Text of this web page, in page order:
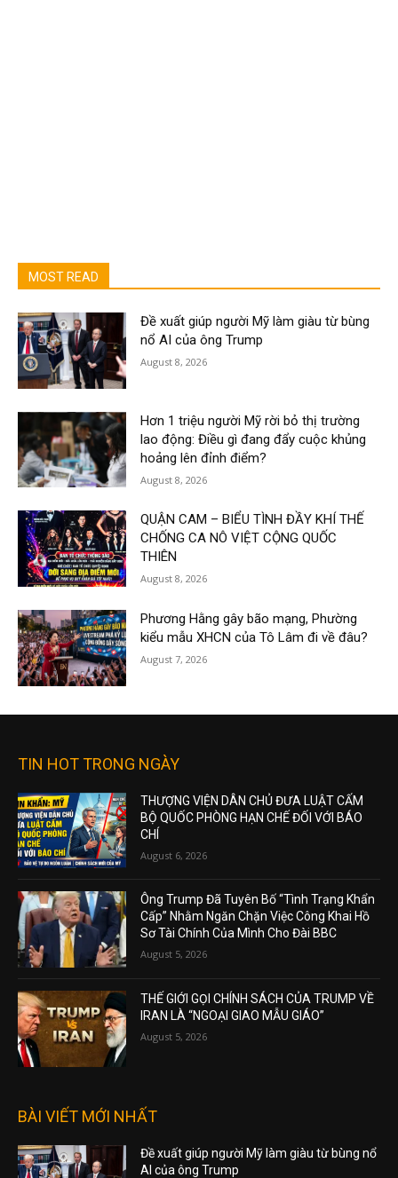
MOST READ
Đề xuất giúp người Mỹ làm giàu từ bùng
nổ AI của ông Trump
August 8, 2026
Hơn 1 triệu người Mỹ rời bỏ thị trường
lao động: Điều gì đang đẩy cuộc khủng
hoảng lên đỉnh điểm?
August 8, 2026
QUẬN CAM – BIỂU TÌNH ĐẦY KHÍ THẾ
CHỐNG CA NÔ VIỆT CỘNG QUỐC
THIÊN
August 8, 2026
Phương Hằng gây bão mạng, Phường
kiểu mẫu XHCN của Tô Lâm đi về đâu?
August 7, 2026
TIN HOT TRONG NGÀY
THƯỢNG VIỆN DÂN CHỦ ĐƯA LUẬT CẤM
BỘ QUỐC PHÒNG HẠN CHẾ ĐỐI VỚI BÁO
CHÍ
August 6, 2026
Ông Trump Đã Tuyên Bố “Tình Trạng Khẩn
Cấp” Nhằm Ngăn Chặn Việc Công Khai Hồ
Sơ Tài Chính Của Mình Cho Đài BBC
August 5, 2026
THẾ GIỚI GỌI CHÍNH SÁCH CỦA TRUMP VỀ
IRAN LÀ “NGOẠI GIAO MẪU GIÁO”
August 5, 2026
BÀI VIẾT MỚI NHẤT
Đề xuất giúp người Mỹ làm giàu từ bùng nổ
AI của ông Trump